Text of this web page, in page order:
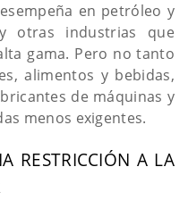
en petróleo y
otras industrias que
gama. Pero no tanto
alimentos y bebidas,
de máquinas y
menos exigentes.
RESTRICCIÓN A LA